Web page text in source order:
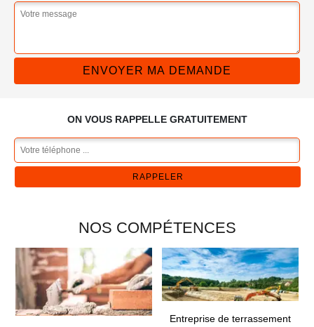
ON VOUS RAPPELLE GRATUITEMENT
NOS COMPÉTENCES
Entreprise de terrassement